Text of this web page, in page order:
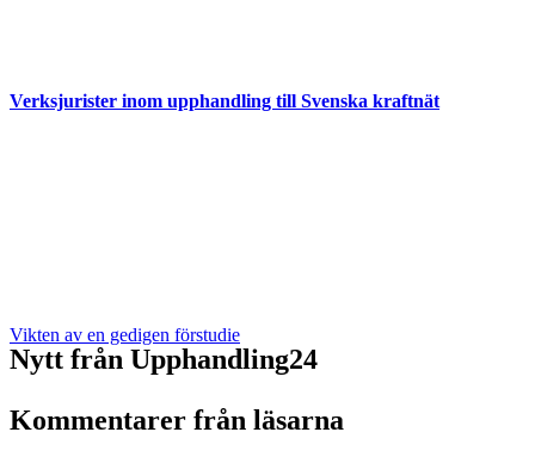
Verksjurister inom upphandling till Svenska kraftnät
Vikten av en gedigen förstudie
Nytt från Upphandling24
Kommentarer från läsarna